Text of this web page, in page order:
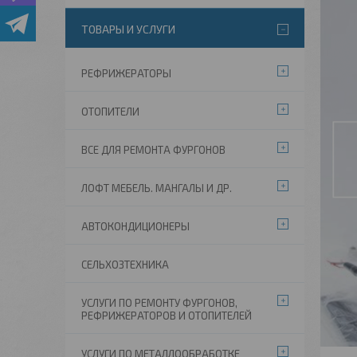
ТОВАРЫ И УСЛУГИ
РЕФРИЖЕРАТОРЫ
ОТОПИТЕЛИ
ВСЕ ДЛЯ РЕМОНТА ФУРГОНОВ
ЛОФТ МЕБЕЛЬ. МАНГАЛЫ И ДР.
АВТОКОНДИЦИОНЕРЫ
СЕЛЬХОЗТЕХНИКА
УСЛУГИ ПО РЕМОНТУ ФУРГОНОВ,
РЕФРИЖЕРАТОРОВ И ОТОПИТЕЛЕЙ
УСЛУГИ ПО МЕТАЛЛООБРАБОТКЕ